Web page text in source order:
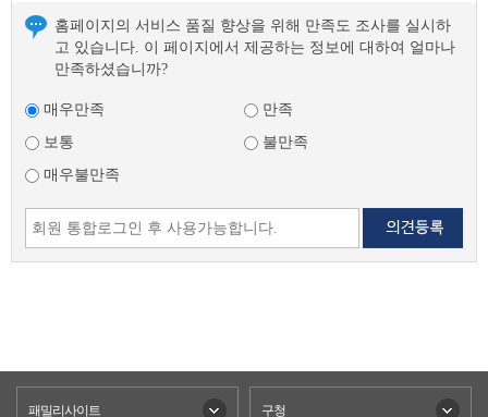
홈페이지의 서비스 품질 향상을 위해 만족도 조사를 실시하
고 있습니다. 이 페이지에서 제공하는 정보에 대하여 얼마나
만족하셨습니까?
매우만족
만족
보통
불만족
매우불만족
패밀리사이트 구청